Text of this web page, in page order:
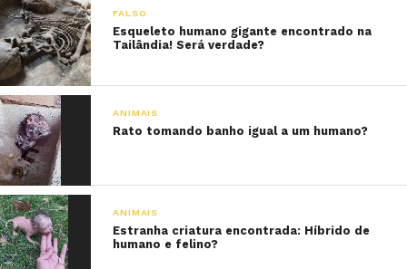
FALSO
Esqueleto humano gigante encontrado na
Tailândia! Será verdade?
ANIMAIS
Rato tomando banho igual a um humano?
ANIMAIS
Estranha criatura encontrada: Híbrido de
humano e felino?